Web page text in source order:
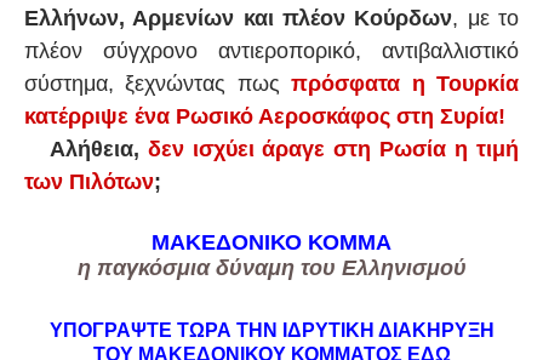
Ελλήνων, Αρμενίων και πλέον Κούρδων, με το
πλέον σύγχρονο αντιεροπορικό, αντιβαλλιστικό
σύστημα, ξεχνώντας πωςπρόσφατα η Τουρκία
κατέρριψε ένα Ρωσικό Αεροσκάφος στη Συρία!
Αλήθεια, δεν ισχύει άραγε στη Ρωσία η τιμή
των Πιλότων;
ΜΑΚΕΔΟΝΙΚΟ ΚΟΜΜΑ
η παγκόσμια δύναμη του Ελληνισμού
ΥΠΟΓΡΑΨΤΕ ΤΩΡΑ ΤΗΝ ΙΔΡΥΤΙΚΗ ΔΙΑΚΗΡΥΞΗ
ΤΟΥ ΜΑΚΕΔΟΝΙΚΟΥ ΚΟΜΜΑΤΟΣ ΕΔΩ